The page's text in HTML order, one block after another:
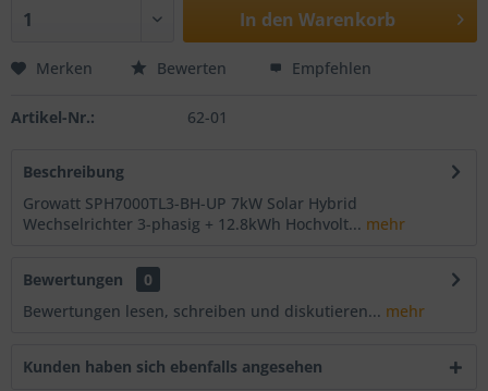
In den Warenkorb
Merken Bewerten Empfehlen
Artikel-Nr.: 62-01
Beschreibung
Growatt SPH7000TL3-BH-UP 7kW Solar Hybrid
Wechselrichter 3-phasig + 12.8kWh Hochvolt... mehr
Bewertungen
0
Bewertungen lesen, schreiben und diskutieren... mehr
Kunden haben sich ebenfalls angesehen